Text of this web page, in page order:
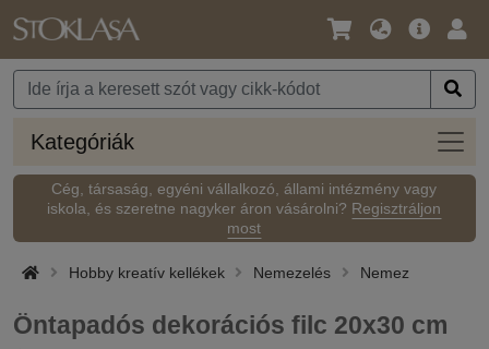
Nyelv
Pénznem
Fő
Kategóriák
Cég, társaság, egyéni vállalkozó, állami intézmény vagy
iskola, és szeretne nagyker áron vásárolni? Regisztráljon
most
Hobby kreatív kellékek Nemezelés Nemez
Öntapadós dekorációs filc 20x30 cm